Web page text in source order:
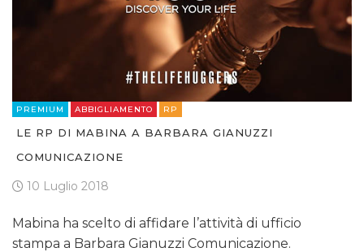
PREMIUM ABBIGLIAMENTO RP
LE RP DI MABINA A BARBARA GIANUZZI
COMUNICAZIONE
10 Luglio 2018
Mabina ha scelto di affidare l’attività di ufficio
stampa a Barbara Gianuzzi Comunicazione.